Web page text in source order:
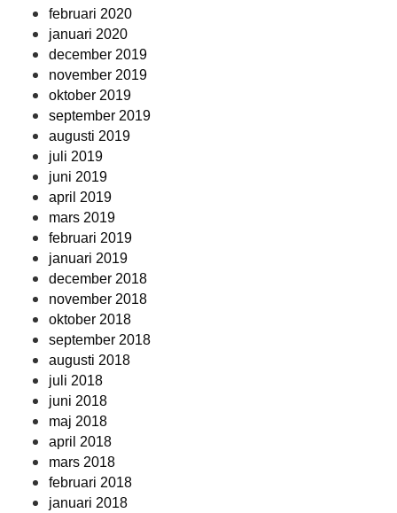
februari 2020
januari 2020
december 2019
november 2019
oktober 2019
september 2019
augusti 2019
juli 2019
juni 2019
april 2019
mars 2019
februari 2019
januari 2019
december 2018
november 2018
oktober 2018
september 2018
augusti 2018
juli 2018
juni 2018
maj 2018
april 2018
mars 2018
februari 2018
januari 2018